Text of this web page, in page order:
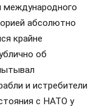
международного
абсолютно
крайне
об
и истребители
с НАТО у